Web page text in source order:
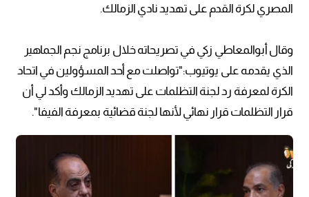
المصري لكرة القدم على تهديد نادي الزمالك.
وقال أبوالمعاطي زكي في تصريحاته خلال برنامج نجم الجماهير
الذي يقدمه على يوتيوب:"تواصلت مع أحد المسؤولين في اتحاد
الكرة لمعرفة رد لجنة التظلمات على تهديد الزمالك وأكد لي أن
قرار التظلمات قرار نهائي لأنها لجنة قضائية بمعرفة الفيفا".